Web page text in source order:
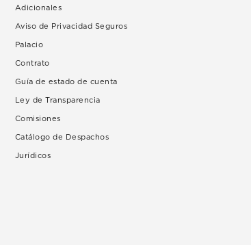
Adicionales
Aviso de Privacidad Seguros
Palacio
Contrato
Guía de estado de cuenta
Ley de Transparencia
Comisiones
Catálogo de Despachos
Jurídicos